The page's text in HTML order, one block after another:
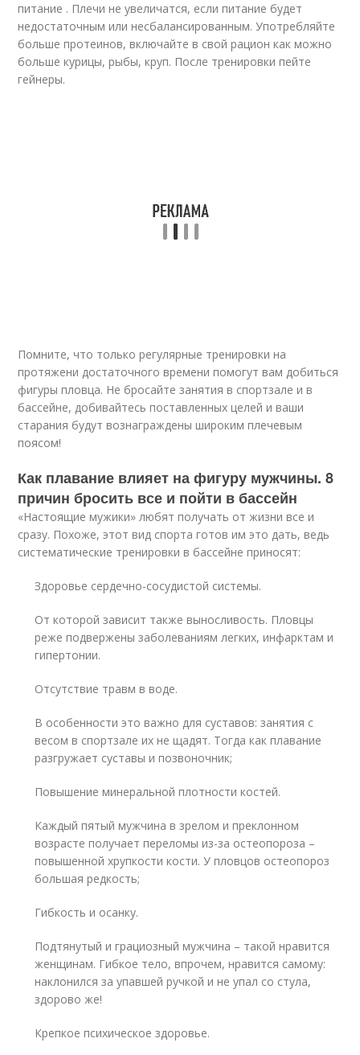
питание . Плечи не увеличатся, если питание будет
недостаточным или несбалансированным. Употребляйте
больше протеинов, включайте в свой рацион как можно
больше курицы, рыбы, круп. После тренировки пейте
гейнеры.
Помните, что только регулярные тренировки на
протяжени достаточного времени помогут вам добиться
фигуры пловца. Не бросайте занятия в спортзале и в
бассейне, добивайтесь поставленных целей и ваши
старания будут вознаграждены широким плечевым
поясом!
Как плавание влияет на фигуру мужчины. 8
причин бросить все и пойти в бассейн
«Настоящие мужики» любят получать от жизни все и
сразу. Похоже, этот вид спорта готов им это дать, ведь
систематические тренировки в бассейне приносят:
Здоровье сердечно-сосудистой системы.
От которой зависит также выносливость. Пловцы
реже подвержены заболеваниям легких, инфарктам и
гипертонии.
Отсутствие травм в воде.
В особенности это важно для суставов: занятия с
весом в спортзале их не щадят. Тогда как плавание
разгружает суставы и позвоночник;
Повышение минеральной плотности костей.
Каждый пятый мужчина в зрелом и преклонном
возрасте получает переломы из-за остеопороза –
повышенной хрупкости кости. У пловцов остеопороз
большая редкость;
Гибкость и осанку.
Подтянутый и грациозный мужчина – такой нравится
женщинам. Гибкое тело, впрочем, нравится самому:
наклонился за упавшей ручкой и не упал со стула,
здорово же!
Крепкое психическое здоровье.